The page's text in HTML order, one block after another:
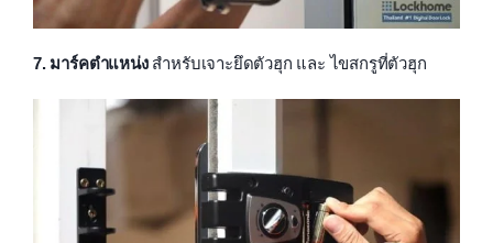
7. มาร์คตำแหน่ง สำหรับเจาะยึดตัวฮุก และ ไขสกรูที่ตัวฮุก